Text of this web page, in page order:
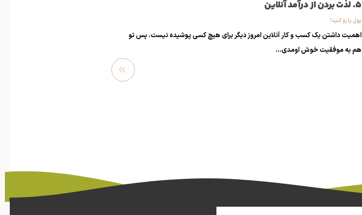
5. لذت بردن از درآمد آنلاین
پول پارو کنید!
اهمیت داشتن یک کسب و کار آنلاین امروز دیگر برای هیچ کسی پوشیده نیست. پس تو
هم به موفقیت خوش اومدی...